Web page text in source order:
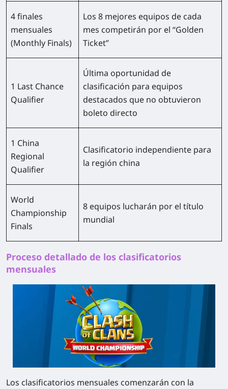
4 finales
mensuales
(Monthly Finals)
Los 8 mejores equipos de cada
mes competirán por el “Golden
Ticket”
1 Last Chance
Qualifier
Última oportunidad de
clasificación para equipos
destacados que no obtuvieron
boleto directo
1 China
Regional
Qualifier
Clasificatorio independiente para
la región china
World
Championship
Finals
8 equipos lucharán por el título
mundial
Proceso detallado de los clasificatorios
mensuales
Los clasificatorios mensuales comenzarán con la